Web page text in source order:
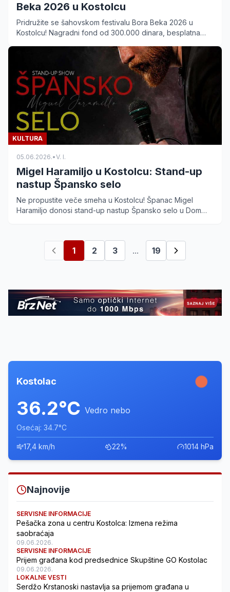
Beka 2026 u Kostolcu
Pridružite se šahovskom festivalu Bora Beka 2026 u
Kostolcu! Nagradni fond od 300.000 dinara, besplatna
KULTURA
05.06.2026.•V. I.
Migel Haramiljo u Kostolcu: Stand-up
nastup Špansko selo
Ne propustite veče smeha u Kostolcu! Španac Migel
Haramiljo donosi stand-up nastup Špansko selo u Dom
1 2 3 ... 19
Kostolac
36.2°C Vedro nebo
Osećaj: 34.7°C
17,4 km/h 22% 1014 hPa
Najnovije
SERVISNE INFORMACIJE
Pešačka zona u centru Kostolca: Izmena režima
saobraćaja
09.06.2026.
SERVISNE INFORMACIJE
Prijem građana kod predsednice Skupštine GO Kostolac
09.06.2026.
LOKALNE VESTI
Serdžo Krstanoski nastavlja sa prijemom građana u